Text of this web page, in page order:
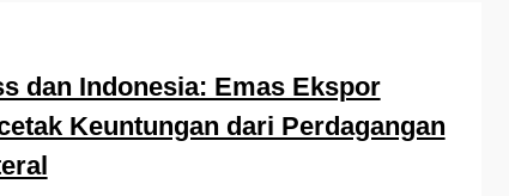
dan Indonesia: Emas Ekspor
Keuntungan dari Perdagangan